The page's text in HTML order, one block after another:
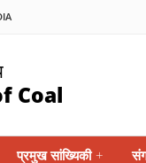
Coal
प्रमुख सांख्यिकी +